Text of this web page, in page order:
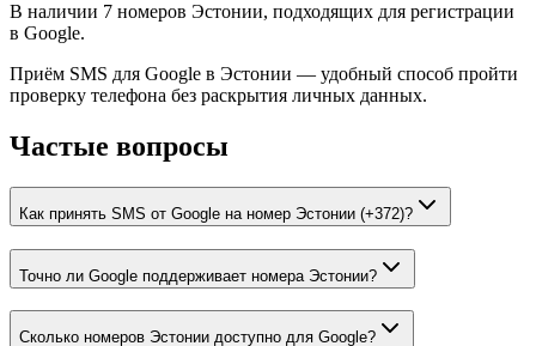
В наличии 7 номеров Эстонии, подходящих для регистрации
в Google.
Приём SMS для Google в Эстонии — удобный способ пройти
проверку телефона без раскрытия личных данных.
Частые вопросы
Как принять SMS от Google на номер Эстонии (+372)?
Точно ли Google поддерживает номера Эстонии?
Сколько номеров Эстонии доступно для Google?